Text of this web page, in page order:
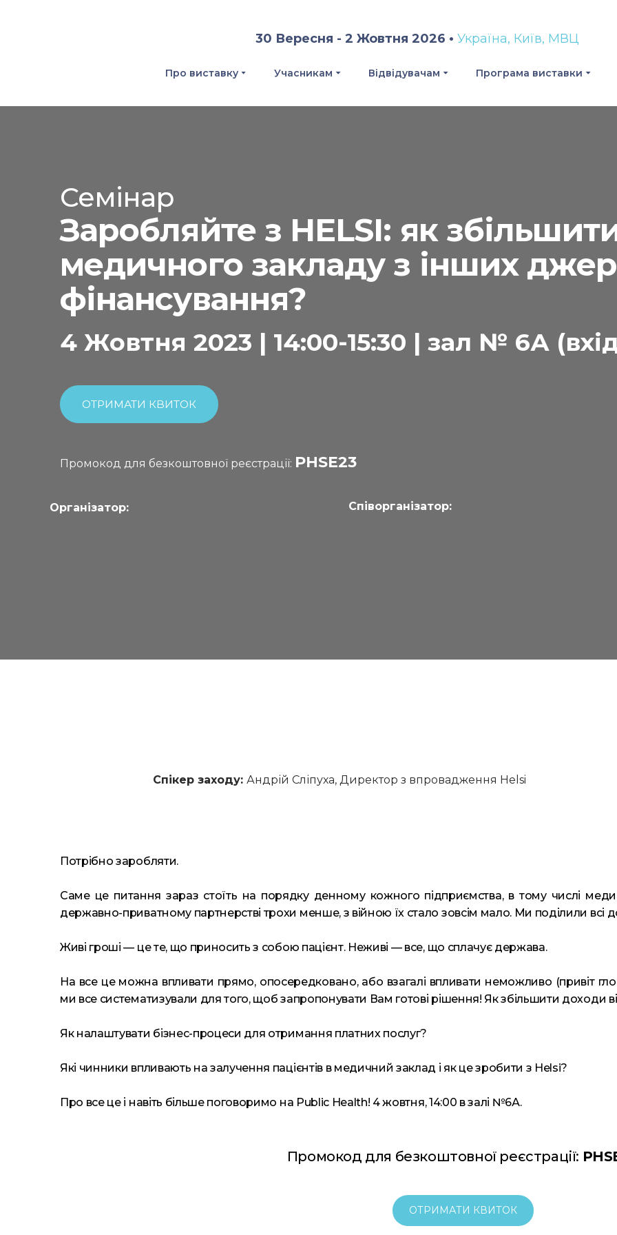
30 Вересня - 2 Жовтня 2026 • Україна, Київ, МВЦ
Про виставку Учасникам Відвідувачам Програма виставки
Семінар
Заробляйте з HELSI: як
медичного закладу з інших
фінансування?
4 Жовтня 2023 | 14:00-15:30 | зал № 6А
ОТРИМАТИ КВИТОК
Промокод для безкоштовної реєстрації: PHSE23
Співорганізатор:
Організатор:
Спікер заходу: Андрій Сліпуха, Директор з впровадження Helsi
Потрібно заробляти.
Саме це питання зараз стоїть на порядку денному кожного підприємства, в тому числі
державно-приватному партнерстві трохи менше, з війною їх стало зовсім мало. Ми поділили всі
Живі гроші — це те, що приносить з собою пацієнт. Неживі — все, що сплачує держава.
На все це можна впливати прямо, опосередковано, або взагалі впливати неможливо (привіт
ми все систематизували для того, щоб запропонувати Вам готові рішення! Як збільшити доходи
Як налаштувати бізнес-процеси для отримання платних послуг?
Які чинники впливають на залучення пацієнтів в медичний заклад і як це зробити з Helsi?
Про все це і навіть більше поговоримо на Public Health! 4 жовтня, 14:00 в залі №6А.
Промокод для безкоштовної реєстрації:
ОТРИМАТИ КВИТОК